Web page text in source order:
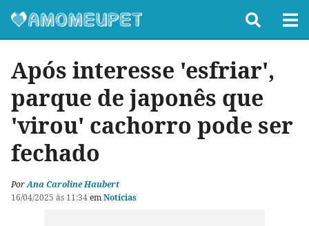
Após interesse 'esfriar',
parque de japonês que
'virou' cachorro pode ser
fechado
PorAna Caroline Haubert
16/04/2025 às 11:34emNotícias